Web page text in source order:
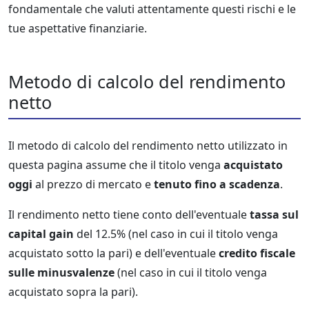
fondamentale che valuti attentamente questi rischi e le
tue aspettative finanziarie.
Metodo di calcolo del rendimento
netto
Il metodo di calcolo del rendimento netto utilizzato in
questa pagina assume che il titolo venga acquistato
oggi al prezzo di mercato etenuto fino a scadenza.
Il rendimento netto tiene conto dell'eventualetassa sul
capital gain del 12.5% (nel caso in cui il titolo venga
acquistato sotto la pari) e dell'eventualecredito fiscale
sulle minusvalenze(nel caso in cui il titolo venga
acquistato sopra la pari).